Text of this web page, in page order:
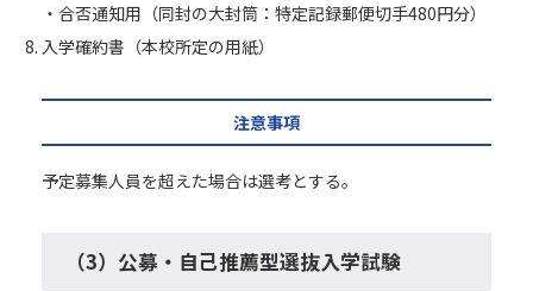
・合否通知用（同封の大封筒：特定記録郵便切手480円分）
入学確約書（本校所定の用紙）
注意事項
予定募集人員を超えた場合は選考とする。
（3）公募・自己推薦型選抜入学試験